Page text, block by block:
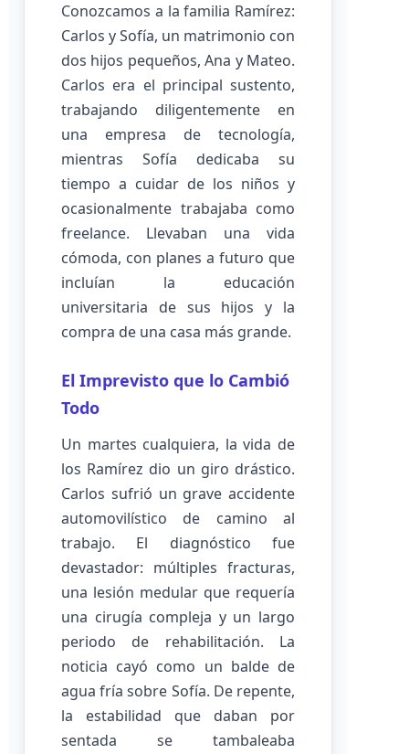
Conozcamos a la familia Ramírez:
Carlos y Sofía, un matrimonio con
dos hijos pequeños, Ana y Mateo.
Carlos era el principal sustento,
trabajando diligentemente en
una empresa de tecnología,
mientras Sofía dedicaba su
tiempo a cuidar de los niños y
ocasionalmente trabajaba como
freelance. Llevaban una vida
cómoda, con planes a futuro que
incluían la educación
universitaria de sus hijos y la
compra de una casa más grande.
El Imprevisto que lo Cambió
Todo
Un martes cualquiera, la vida de
los Ramírez dio un giro drástico.
Carlos sufrió un grave accidente
automovilístico de camino al
trabajo. El diagnóstico fue
devastador: múltiples fracturas,
una lesión medular que requería
una cirugía compleja y un largo
periodo de rehabilitación. La
noticia cayó como un balde de
agua fría sobre Sofía. De repente,
la estabilidad que daban por
sentada se tambaleaba